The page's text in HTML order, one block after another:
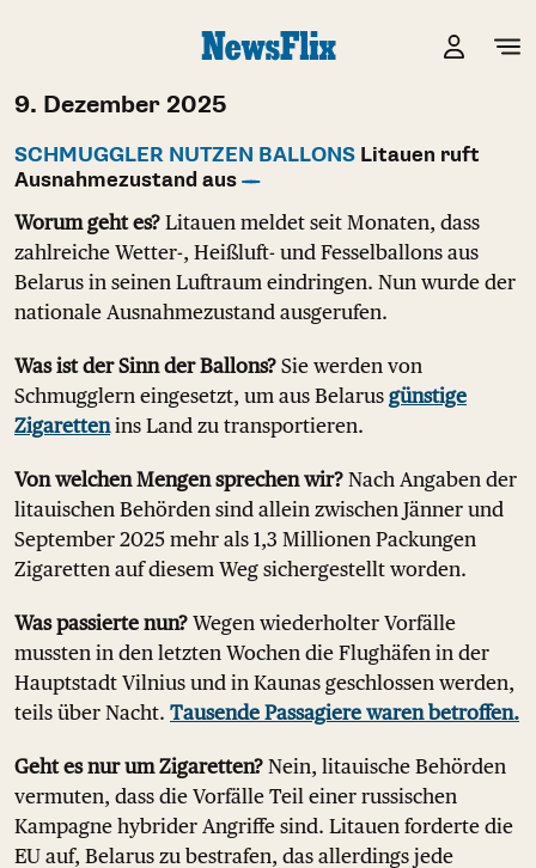
9. Dezember 2025
SCHMUGGLER NUTZEN BALLONS Litauen ruft
Ausnahmezustand aus
Worum geht es? Litauen meldet seit Monaten, dass
zahlreiche Wetter-, Heißluft- und Fesselballons aus
Belarus in seinen Luftraum eindringen. Nun wurde der
nationale Ausnahmezustand ausgerufen.
Was ist der Sinn der Ballons? Sie werden von
Schmugglern eingesetzt, um aus Belarus günstige
Zigarettenins Land zu transportieren.
Von welchen Mengen sprechen wir? Nach Angaben der
litauischen Behörden sind allein zwischen Jänner und
September 2025 mehr als 1,3 Millionen Packungen
Zigaretten auf diesem Weg sichergestellt worden.
Was passierte nun? Wegen wiederholter Vorfälle
mussten in den letzten Wochen die Flughäfen in der
Hauptstadt Vilnius und in Kaunas geschlossen werden,
teils über Nacht. Tausende Passagiere waren betroffen.
Geht es nur um Zigaretten? Nein, litauische Behörden
vermuten, dass die Vorfälle Teil einer russischen
Kampagne hybrider Angriffe sind. Litauen forderte die
EU auf, Belarus zu bestrafen, das allerdings jede